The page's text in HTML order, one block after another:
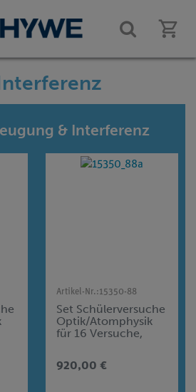
& Interferenz
Artikel-Nr.:15350-88
Set Schülerversuche
Optik/Atomphysik
für 16 Versuche,
920,00 €